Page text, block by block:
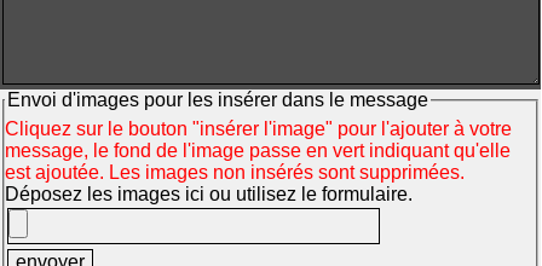
Envoi d'images pour les insérer dans le message
Cliquez sur le bouton "insérer l'image" pour l'ajouter à votre
message, le fond de l'image passe en vert indiquant qu'elle
est ajoutée. Les images non insérés sont supprimées.
Déposez les images ici ou utilisez le formulaire.